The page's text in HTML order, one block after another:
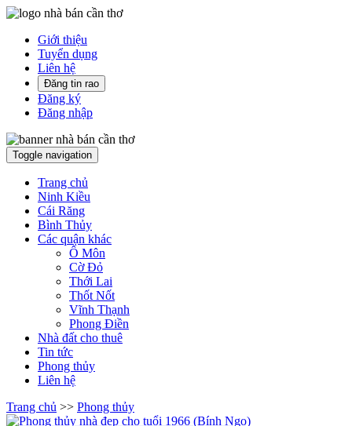
Giới thiệu
Tuyển dụng
Liên hệ
Đăng tin rao
Đăng ký
Đăng nhập
Toggle navigation
Trang chủ
Ninh Kiều
Cái Răng
Bình Thủy
Các quận khác
Ô Môn
Cờ Đỏ
Thới Lai
Thốt Nốt
Vĩnh Thạnh
Phong Điền
Nhà đất cho thuê
Tin tức
Phong thủy
Liên hệ
Trang chủ >> Phong thủy